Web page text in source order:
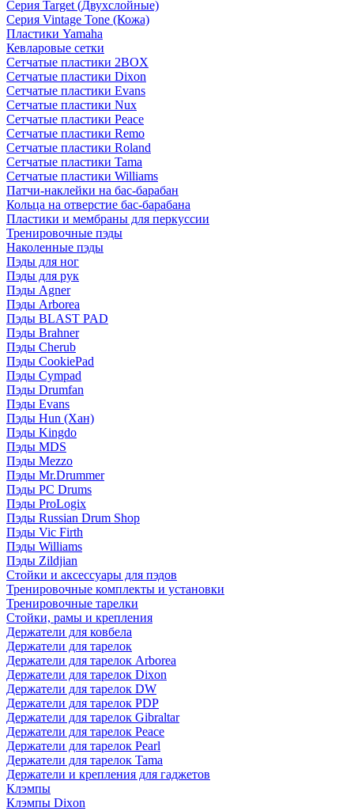
Серия Target (Двухслойные)
Серия Vintage Tone (Кожа)
Пластики Yamaha
Кевларовые сетки
Сетчатые пластики 2BOX
Сетчатые пластики Dixon
Сетчатые пластики Evans
Сетчатые пластики Nux
Сетчатые пластики Peace
Сетчатые пластики Remo
Сетчатые пластики Roland
Сетчатые пластики Tama
Сетчатые пластики Williams
Патчи-наклейки на бас-барабан
Кольца на отверстие бас-барабана
Пластики и мембраны для перкуссии
Тренировочные пэды
Наколенные пэды
Пэды для ног
Пэды для рук
Пэды Agner
Пэды Arborea
Пэды BLAST PAD
Пэды Brahner
Пэды Cherub
Пэды CookiePad
Пэды Cympad
Пэды Drumfan
Пэды Evans
Пэды Hun (Хан)
Пэды Kingdo
Пэды MDS
Пэды Mezzo
Пэды Mr.Drummer
Пэды PC Drums
Пэды ProLogix
Пэды Russian Drum Shop
Пэды Vic Firth
Пэды Williams
Пэды Zildjian
Стойки и аксессуары для пэдов
Тренировочные комплекты и установки
Тренировочные тарелки
Стойки, рамы и крепления
Держатели для ковбела
Держатели для тарелок
Держатели для тарелок Arborea
Держатели для тарелок Dixon
Держатели для тарелок DW
Держатели для тарелок PDP
Держатели для тарелок Gibraltar
Держатели для тарелок Peace
Держатели для тарелок Pearl
Держатели для тарелок Tama
Держатели и крепления для гаджетов
Клэмпы
Клэмпы Dixon